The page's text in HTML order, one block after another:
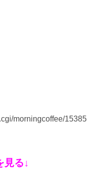
morningcoffee/15385
見る↓